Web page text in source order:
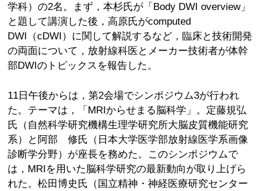
学科）の2名。まず，本杉氏が「Body DWI overview」
と題して講演した後，高原氏がcomputed
DWI（cDWI）に関して解説するなど，臨床と技術開発
の両面について，放射線科医とメーカー技術者が体幹
部DWIのトピックスを報告した。
11日午後からは，第2会場でシンポジウム3が行われ
た。テーマは，「MRIからせまる脳科学」。定藤規弘
氏（自然科学研究機構生理学研究所大脳皮質機能研究
系）と阿部 修氏（日本大学医学部放射線医学系画像
診断学分野）が座長を務めた。このシンポジウムで
は，MRIを用いた脳科学研究の最新動向が取り上げら
れた。松田博史氏（国立精神・神経医療研究センター